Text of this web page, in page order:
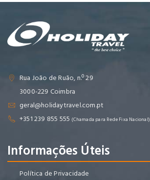
Rua João de Ruão, n.º 29
3000-229 Coimbra
geral@holidaytravel.com.pt
+351 239 855 555 (Chamada para Rede Fixa Nacional)
Informações Úteis
Política de Privacidade